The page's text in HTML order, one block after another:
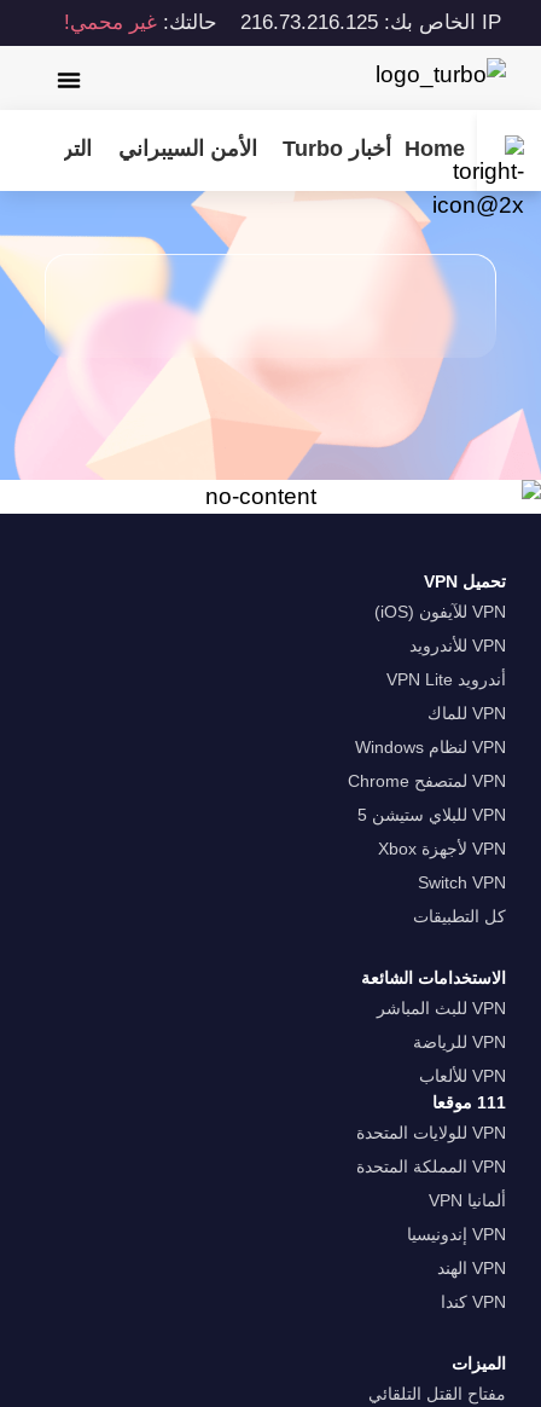
IP الخاص بك: 216.73.216.125 حالتك:غير محمي!
Home أخبار Turbo الأمن السيبراني الترفيه
تحميل VPN
VPN للآيفون (iOS)
VPN للأندرويد
أندرويد VPN Lite
VPN للماك
VPN لنظام Windows
VPN لمتصفح Chrome
VPN للبلاي ستيشن 5
VPN لأجهزة Xbox
Switch VPN
كل التطبيقات
الاستخدامات الشائعة
VPN للبث المباشر
VPN للرياضة
VPN للألعاب
111 موقعا
VPN للولايات المتحدة
VPN المملكة المتحدة
ألمانيا VPN
VPN إندونيسيا
VPN الهند
VPN كندا
الميزات
مفتاح القتل التلقائي